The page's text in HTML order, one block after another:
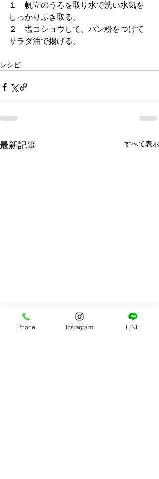
１　帆立のうろを取り水で洗い水気を
しっかりふき取る。
２　塩コショウして、パン粉をつけて
サラダ油で揚げる。
レシピ
最新記事 すべて表示
Phone Instagram LINE